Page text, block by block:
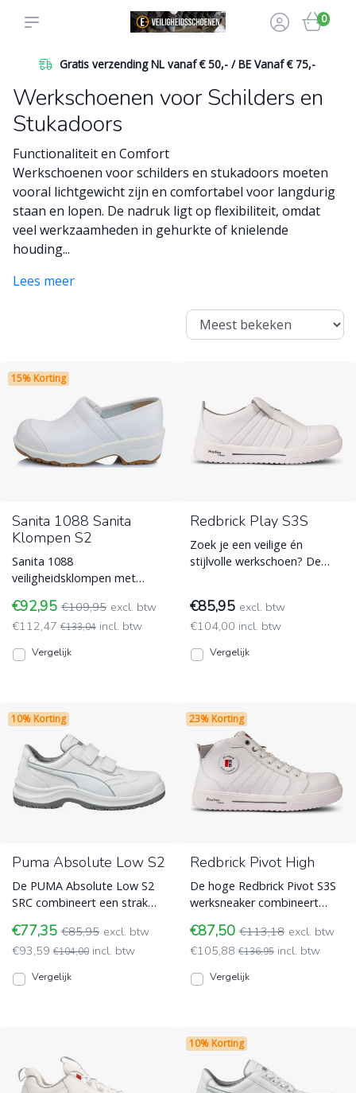
0
Betaal veilig online of achteraf
Werkschoenen voor Schilders en
Stukadoors
Functionaliteit en Comfort
Werkschoenen voor schilders en stukadoors moeten
vooral lichtgewicht zijn en comfortabel voor langdurig
staan en lopen. De nadruk ligt op flexibiliteit, omdat
veel werkzaamheden in gehurkte of knielende
houding...
Lees meer
15% Korting
Sanita 1088 Sanita
Klompen S2
Sanita 1088
veiligheidsklompen met
Leverbaar in het wit en
zwart. Werkschoenen voor
Schilders en Stukadoors
€92,95 €109,95 excl. btw
€112,47 €133,04 incl. btw
Vergelijk
Redbrick Play S3S
Zoek je een veilige én
stijlvolle werkschoen? De
Werkschoenen voor Schilders
en Stukadoors
€85,95 excl. btw
€104,00 incl. btw
Vergelijk
10% Korting
Puma Absolute Low S2
De PUMA Absolute Low S2
SRC combineert een strak
loopcomfort. Deze
lichtgewicht, w
en Stukadoors
€77,35 €85,95 excl. btw
€93,59 €104,00 incl. btw
Vergelijk
23% Korting
Redbrick Pivot High
De hoge Redbrick Pivot S3S
werksneaker combineert
frisse look. Ideaal voo
Werkschoenen voor Schilders
€87,50 €113,18 excl. btw
€105,88 €136,95 incl. btw
Vergelijk
10% Korting